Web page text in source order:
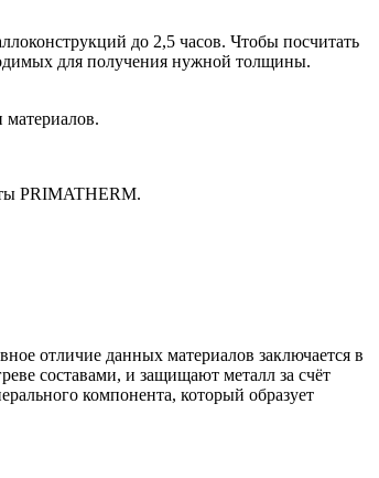
до 2,5 часов. Чтобы посчитать
для получения нужной толщины.
материалов.
PRIMATHERM.
отличие данных материалов заключается в
составами, и защищают металл за счёт
компонента, который образует